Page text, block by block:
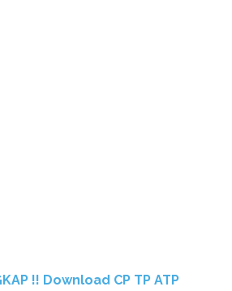
!! Download CP TP ATP